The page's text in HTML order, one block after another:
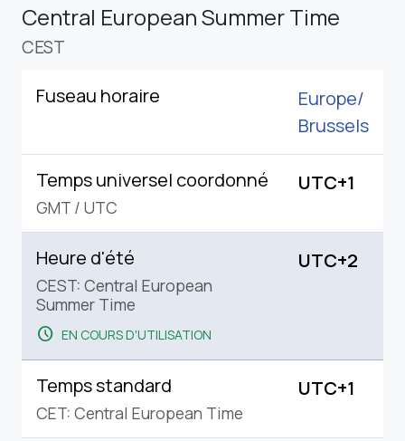
Central European Summer Time
CEST
Fuseau horaire
Europe/
Brussels
Temps universel coordonné
GMT / UTC
UTC+1
Heure d'été
CEST: Central European
Summer Time
schedule EN COURS D'UTILISATION
UTC+2
Temps standard
CET: Central European Time
UTC+1